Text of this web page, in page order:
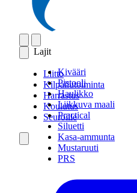
Lajit
Kivääri
Pistooli
Haulikko
Liikkuva maali
Practical
Siluetti
Kasa-ammunta
Mustaruuti
PRS
Liitto
Kilpailutoiminta
Harrastus
Koulutus
Seuroille